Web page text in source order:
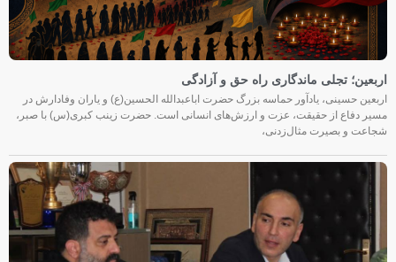
اربعین؛ تجلی ماندگاری راه حق و آزادگی
اربعین حسینی، یادآور حماسه بزرگ حضرت اباعبدالله الحسین(ع) و یاران وفادارش در
مسیر دفاع از حقیقت، عزت و ارزش‌های انسانی است. حضرت زینب کبری(س) با صبر،
شجاعت و بصیرت مثال‌زدنی،